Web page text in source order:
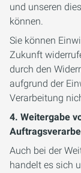
und unseren
können.
Sie können
Zukunft
durch den
aufgrund der
Verarbeitung
4. Weitergabe
Auch bei der
handelt es sich